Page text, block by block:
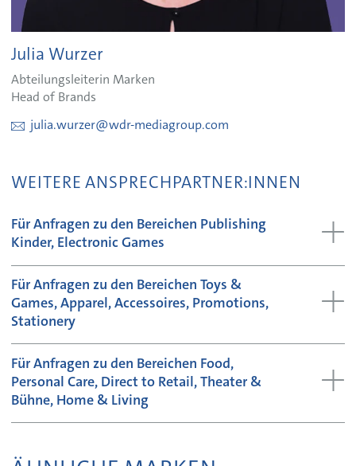
Julia Wurzer
Abteilungsleiterin Marken
Head of Brands
julia.wurzer@wdr-mediagroup.com
WEITERE ANSPRECHPARTNER:INNEN
Für Anfragen zu den Bereichen Publishing
Kinder, Electronic Games
Für Anfragen zu den Bereichen Toys &
Games, Apparel, Accessoires, Promotions,
Stationery
Für Anfragen zu den Bereichen Food,
Personal Care, Direct to Retail, Theater &
Bühne, Home & Living